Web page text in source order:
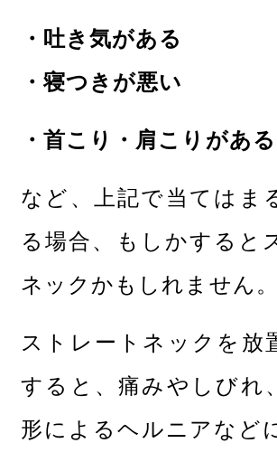
・吐き気がある
・寝つきが悪い
・首こり・肩こりがある
など、上記で当てはま
る場合、もしかすると
ネックかもしれません。
ストレートネックを放
すると、痛みやしびれ
形によるヘルニアなど